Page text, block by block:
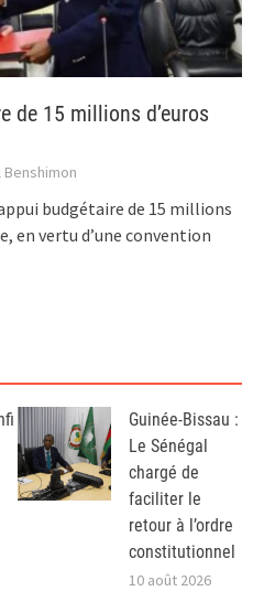
de 15 millions d’euros
Benshimon
budgétaire de 15 millions
en vertu d’une convention
Guinée-Bissau :
Le Sénégal
chargé de
faciliter le
retour à l’ordre
constitutionnel
10 août 2026